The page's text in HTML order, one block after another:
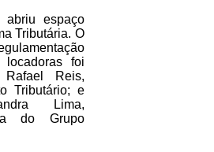
abriu espaço
Tributária. O
locadoras foi
Reis,
Tributário; e
Lima,
do Grupo